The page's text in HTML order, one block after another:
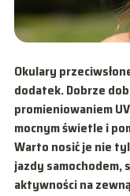
Okulary
dodatek. Dobrze
promieniowaniem
mocnym świetle i
Warto nosić je nie
jazdy samochodem,
aktywności na